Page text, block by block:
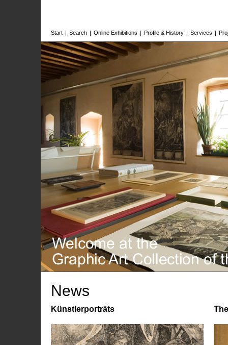
Start | Search | Online Exhibitions | Profile & History | Services |
News
Künstlerporträts